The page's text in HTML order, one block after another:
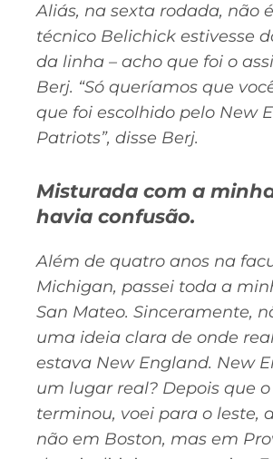
Aliás, na sexta rodada, não
técnico Belichick estivesse
da linha – acho que foi o
Berj. “Só queríamos que
que foi escolhido pelo New
Patriots”, disse Berj.
Misturada com a
havia confusão.
Além de quatro anos na
Michigan, passei toda a
San Mateo. Sinceramente,
uma ideia clara de onde
estava New England. New
um lugar real? Depois que
terminou, voei para o leste,
não em Boston, mas em